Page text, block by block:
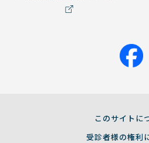
このサイトに
受診者様の権利